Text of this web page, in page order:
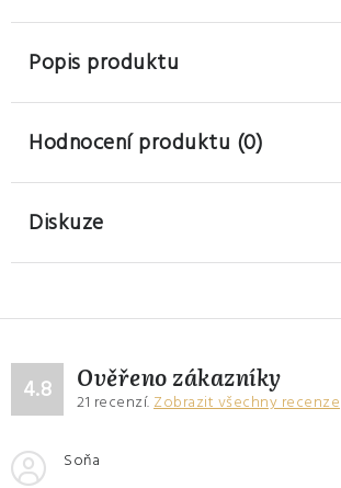
Popis produktu
Hodnocení produktu (0)
Diskuze
4.8 Ověřeno zákazníky
21 recenzí. Zobrazit všechny recenze
Soňa